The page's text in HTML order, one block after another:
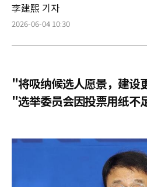
李建熙 기자
2026-06-04 10:30
"将吸纳候选人愿景，建设
"选举委员会因投票用纸不